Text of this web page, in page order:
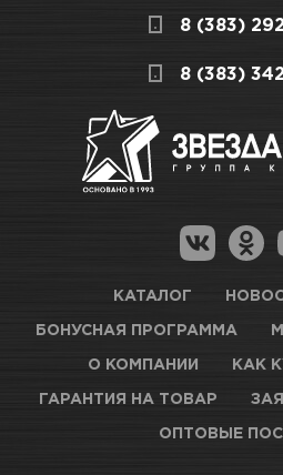
8 (383)
8 (383)
КАТАЛОГ
БОНУСНАЯ ПРОГРАММА
О КОМПАНИИ КАК
ГАРАНТИЯ НА ТОВАР
ОПТОВЫЕ